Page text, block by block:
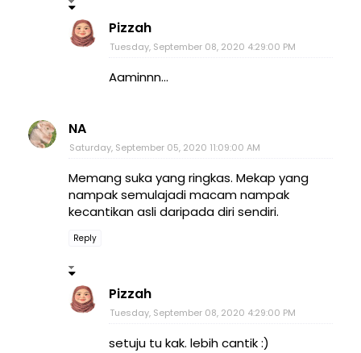
Pizzah
Tuesday, September 08, 2020 4:29:00 PM
Aaminnn...
NA
Saturday, September 05, 2020 11:09:00 AM
Memang suka yang ringkas. Mekap yang
nampak semulajadi macam nampak
kecantikan asli daripada diri sendiri.
Reply
Pizzah
Tuesday, September 08, 2020 4:29:00 PM
setuju tu kak. lebih cantik :)